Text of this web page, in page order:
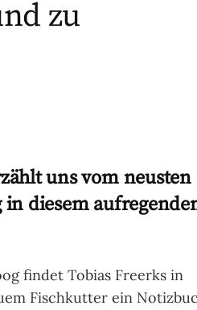
zu
uns vom neusten
diesem
findet Tobias Freerks in
Fischkutter ein